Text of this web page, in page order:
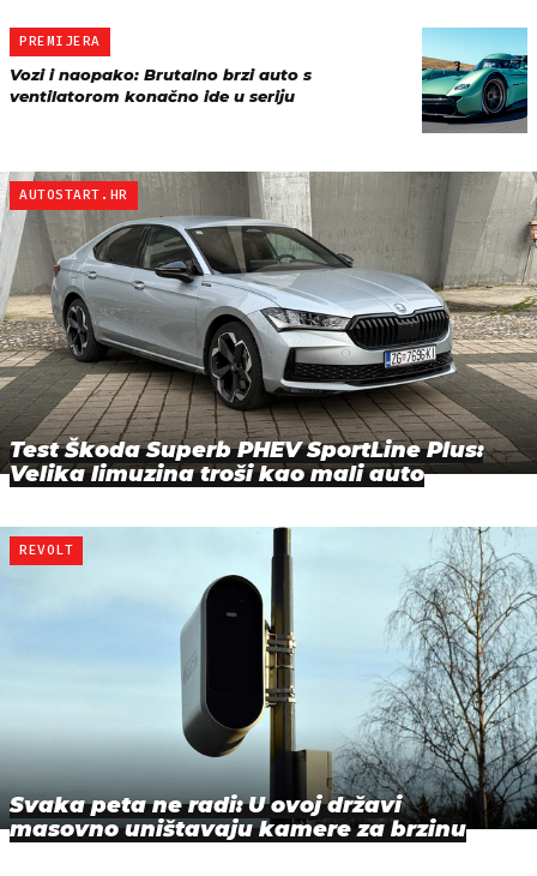
PREMIJERA
Vozi i naopako: Brutalno brzi auto s
ventilatorom konačno ide u seriju
AUTOSTART.HR
Test Škoda Superb PHEV SportLine Plus:
Velika limuzina troši kao mali auto
REVOLT
Svaka peta ne radi: U ovoj državi
masovno uništavaju kamere za brzinu